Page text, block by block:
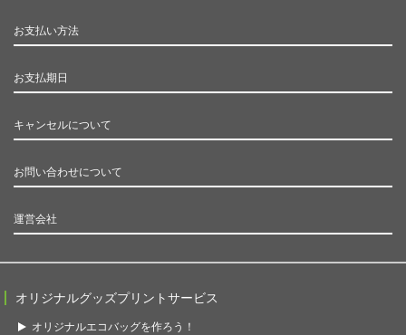
お支払い方法
お支払期日
キャンセルについて
お問い合わせについて
運営会社
オリジナルグッズプリントサービス
オリジナルエコバッグを作ろう！